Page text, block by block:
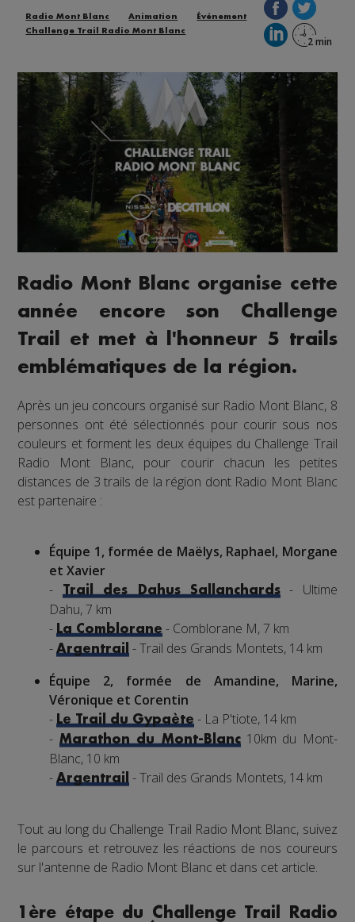
Radio Mont Blanc Animation
Événement
Challenge Trail Radio Mont Blanc
Radio Mont Blanc organise cette
année encore son Challenge
Trail et met à l'honneur 5 trails
emblématiques de la région.
Après un jeu concours organisé sur Radio Mont Blanc, 8
personnes ont été sélectionnés pour courir sous nos
couleurs et forment les deux équipes du Challenge Trail
Radio Mont Blanc, pour courir chacun les petites
distances de 3 trails de la région dont Radio Mont Blanc
est partenaire :
Équipe 1, formée de Maëlys, Raphael, Morgane
et Xavier
-
Trail des Dahus Sallanchards- Ultime
Dahu, 7 km
- La Comblorane - Comblorane M, 7 km
-Argentrail
- Trail des Grands Montets, 14 km
Équipe 2, formée de Amandine, Marine,
Véronique et Corentin
- Le Trail du Gypaète - La P'tiote, 14 km
- Marathon du Mont-Blanc10km du Mont-
Blanc, 10 km
-Argentrail - Trail des Grands Montets, 14 km
Tout au long du Challenge Trail Radio Mont Blanc, suivez
le parcours et retrouvez les réactions de nos coureurs
sur l'antenne de Radio Mont Blanc et dans cet article.
1ère étape du Challenge Trail Radio